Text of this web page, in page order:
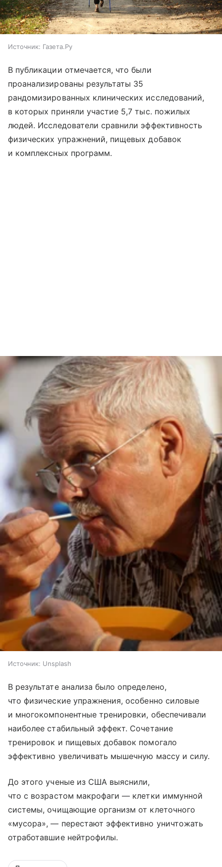
Источник: Газета.Ру
В публикации отмечается, что были
проанализированы результаты 35
рандомизированных клинических исследований,
в которых приняли участие 5,7 тыс. пожилых
людей. Исследователи сравнили эффективность
физических упражнений, пищевых добавок
и комплексных программ.
Источник: Unsplash
В результате анализа было определено,
что физические упражнения, особенно силовые
и многокомпонентные тренировки, обеспечивали
наиболее стабильный эффект. Сочетание
тренировок и пищевых добавок помогало
эффективно увеличивать мышечную массу и силу.
До этого ученые из США выяснили,
что с возрастом макрофаги — клетки иммунной
системы, очищающие организм от клеточного
«мусора», — перестают эффективно уничтожать
отработавшие нейтрофилы.